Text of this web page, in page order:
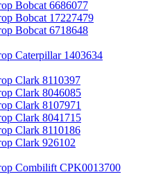
Bobcat 6686077
Bobcat 17227479
Bobcat 6718648
Caterpillar 1403634
Clark 8110397
Clark 8046085
Clark 8107971
Clark 8041715
Clark 8110186
Clark 926102
Combilift CPK0013700